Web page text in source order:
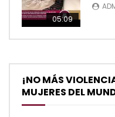
05:09
¡NO MÁS
MUJERES DEL